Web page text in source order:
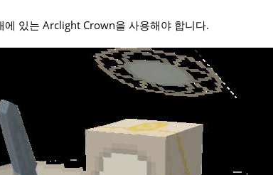
에 있는 Arclight Crown을 사용해야 합니다.